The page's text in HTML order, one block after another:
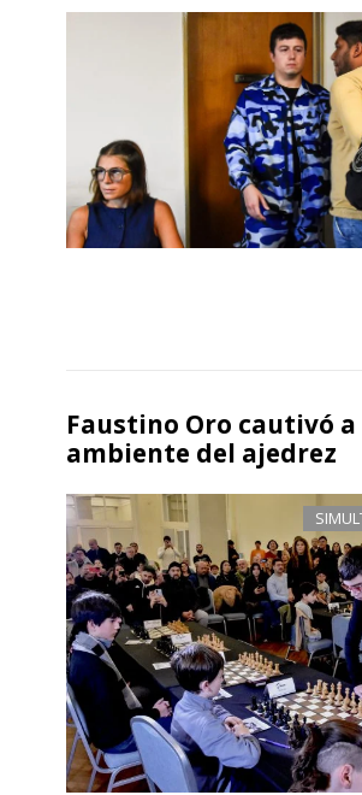
Faustino Oro cautivó
ambiente del ajedrez